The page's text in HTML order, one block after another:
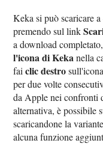
Keka si può scaricare
premendo sul link
a download
l'icona di Kekanella
faiclic destro
per due volte
da Apple nei confronti
alternativa, è possibile
scaricandone la
alcuna funzione